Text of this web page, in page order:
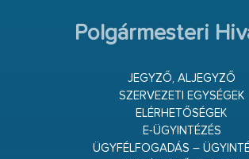
Polgármesteri
JEGYZŐ, ALJEGYZŐ
SZERVEZETI EGYSÉGEK
ELÉRHETŐSÉGEK
E-ÜGYINTÉZÉS
ÜGYFÉLFOGADÁS –